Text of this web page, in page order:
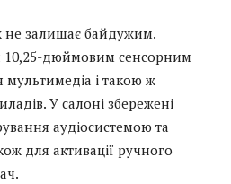
не залишає байдужим.
10,25-дюймовим сенсорним
і такою ж
У салоні збережені
аудіосистемою та
для активації ручного